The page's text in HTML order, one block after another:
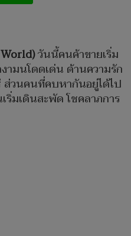
วันนี้คนค้าขายเริ่ม
ามนโดดเด่น ด้านความรัก
วนคนที่คบหากันอยู่ได้ไป
ริ่มเดินสะพัด​ โชคลาภการ